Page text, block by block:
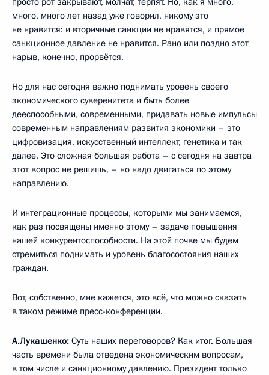
много, много лет назад уже говорил, никому это
не нравится: и вторичные санкции не нравятся, и прямое
санкционное давление не нравится. Рано или поздно этот
нарыв, конечно, прорвётся.
Но для нас сегодня важно поднимать уровень своего
экономического суверенитета и быть более
дееспособными, современными, придавать новые импульсы
современным направлениям развития экономики – это
цифровизация, искусственный интеллект, генетика и так
далее. Это сложная большая работа – с сегодня на завтра
этот вопрос не решишь, – но надо двигаться по этому
направлению.
И интеграционные процессы, которыми мы занимаемся,
как раз посвящены именно этому – задаче повышения
нашей конкурентоспособности. На этой почве мы будем
стремиться поднимать и уровень благосостояния наших
граждан.
Вот, собственно, мне кажется, это всё, что можно сказать
в таком режиме пресс-конференции.
А.Лукашенко: Суть наших переговоров? Как итог. Большая
часть времени была отведена экономическим вопросам,
в том числе и санкционному давлению. Президент только